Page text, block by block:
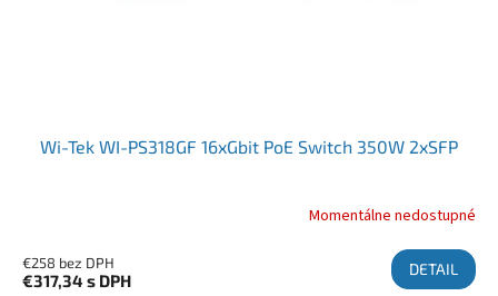
Wi-Tek WI-PS318GF 16xGbit PoE Switch 350W 2xSFP
Momentálne nedostupné
€258 bez DPH
€317,34 s DPH
DETAIL